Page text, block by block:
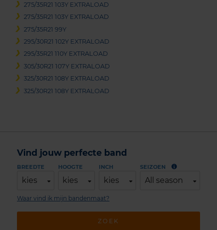
275/35R21 103Y EXTRALOAD
275/35R21 103Y EXTRALOAD
275/35R21 99Y
295/30R21 102Y EXTRALOAD
295/35R21 110Y EXTRALOAD
305/30R21 107Y EXTRALOAD
325/30R21 108Y EXTRALOAD
325/30R21 108Y EXTRALOAD
Vind jouw perfecte band
BREEDTE
kies
HOOGTE
kies
INCH
kies
SEIZOEN
All season
ZOEK
Waar vind ik mijn bandenmaat?